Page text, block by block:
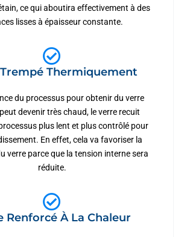
ce qui aboutira effectivement à des
lisses à épaisseur constante.
Thermiquement
du processus pour obtenir du verre
devenir très chaud, le verre recuit
plus lent et plus contrôlé pour
En effet, cela va favoriser la
verre parce que la tension interne sera
réduite.
Renforcé À La Chaleur